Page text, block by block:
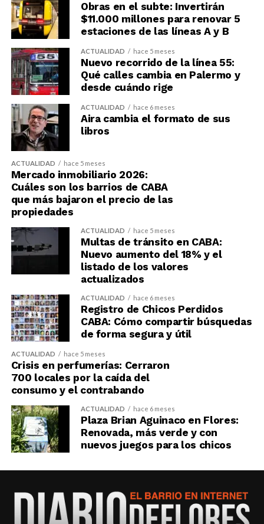
Obras en el subte: Invertirán
$11.000 millones para renovar 5
estaciones de las líneas A y B
ACTUALIDAD hace 5 meses
Nuevo recorrido de la línea 55:
Qué calles cambia en Palermo y
desde cuándo rige
ACTUALIDAD hace 6 meses
Aira cambia el formato de sus
libros
ACTUALIDAD hace 5 meses
Mercado inmobiliario 2026:
Cuáles son los barrios de CABA
que más bajaron el precio de las
propiedades
ACTUALIDAD hace 5 meses
Multas de tránsito en CABA:
Nuevo aumento del 18% y el
listado de los valores
actualizados
ACTUALIDAD hace 6 meses
Registro de Chicos Perdidos
CABA: Cómo compartir búsquedas
de forma segura y útil
ACTUALIDAD hace 5 meses
Crisis en perfumerías: Cerraron
700 locales por la caída del
consumo y el contrabando
ACTUALIDAD hace 6 meses
Plaza Brian Aguinaco en Flores:
Renovada, más verde y con
nuevos juegos para los chicos